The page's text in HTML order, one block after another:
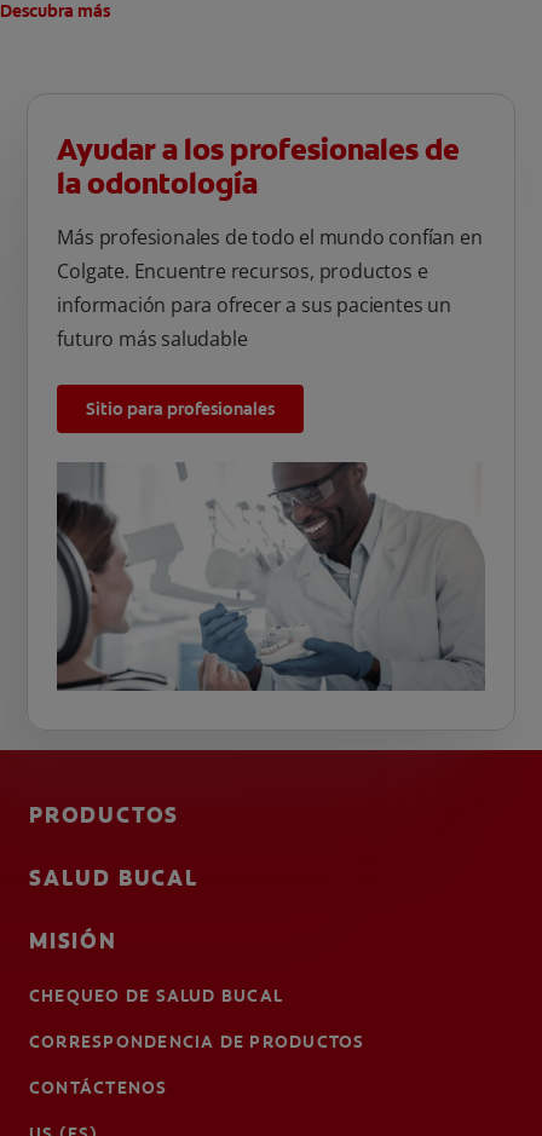
Descubra más
Ayudar a los profesionales de
la odontología
Más profesionales de todo el mundo confían en
Colgate. Encuentre recursos, productos e
información para ofrecer a sus pacientes un
futuro más saludable
Sitio para profesionales
PRODUCTOS
SALUD BUCAL
MISIÓN
CHEQUEO DE SALUD BUCAL
CORRESPONDENCIA DE PRODUCTOS
CONTÁCTENOS